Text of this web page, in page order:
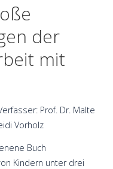
der
mit
Prof. Dr. Malte
Vorholz
Buch
Kindern unter drei